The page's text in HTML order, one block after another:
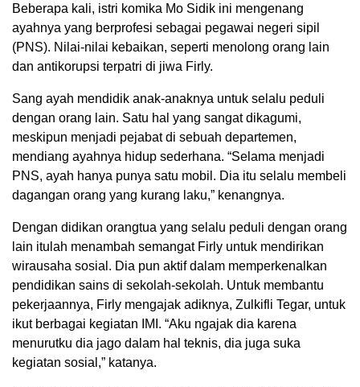
Beberapa kali, istri komika Mo Sidik ini mengenang
ayahnya yang berprofesi sebagai pegawai negeri sipil
(PNS). Nilai-nilai kebaikan, seperti menolong orang lain
dan antikorupsi terpatri di jiwa Firly.
Sang ayah mendidik anak-anaknya untuk selalu peduli
dengan orang lain. Satu hal yang sangat dikagumi,
meskipun menjadi pejabat di sebuah departemen,
mendiang ayahnya hidup sederhana. “Selama menjadi
PNS, ayah hanya punya satu mobil. Dia itu selalu membeli
dagangan orang yang kurang laku,” kenangnya.
Dengan didikan orangtua yang selalu peduli dengan orang
lain itulah menambah semangat Firly untuk mendirikan
wirausaha sosial. Dia pun aktif dalam memperkenalkan
pendidikan sains di sekolah-sekolah. Untuk membantu
pekerjaannya, Firly mengajak adiknya, Zulkifli Tegar, untuk
ikut berbagai kegiatan IMI. “Aku ngajak dia karena
menurutku dia jago dalam hal teknis, dia juga suka
kegiatan sosial,” katanya.